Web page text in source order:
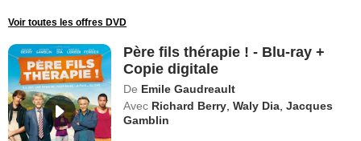
Voir toutes les offres DVD
Père fils thérapie ! - Blu-ray +
Copie digitale
De Emile Gaudreault
Avec Richard Berry ,Waly Dia ,Jacques
Gamblin